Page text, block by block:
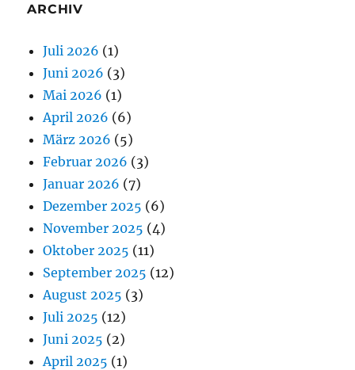
ARCHIV
Juli 2026 (1)
Juni 2026 (3)
Mai 2026 (1)
April 2026 (6)
März 2026 (5)
Februar 2026 (3)
Januar 2026 (7)
Dezember 2025 (6)
November 2025 (4)
Oktober 2025 (11)
September 2025 (12)
August 2025 (3)
Juli 2025 (12)
Juni 2025 (2)
April 2025 (1)